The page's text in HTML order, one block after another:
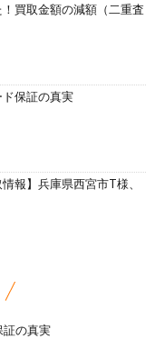
！買取金額の減額（二重査
ド保証の真実
報】兵庫県西宮市T様、
証の真実